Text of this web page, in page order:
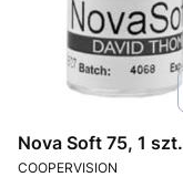
Nova Soft 75, 1 szt.
PRODUCENT
COOPERVISION